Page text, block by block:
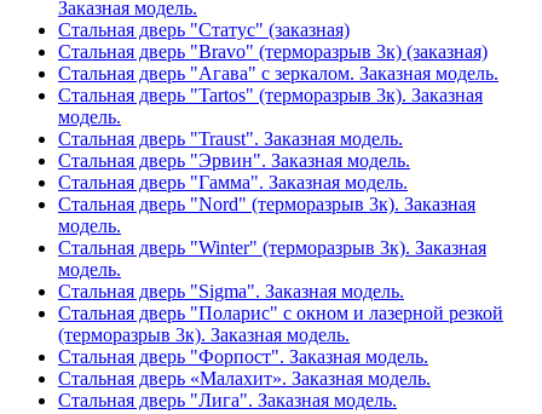
Заказная модель.
Стальная дверь "Статус" (заказная)
Стальная дверь "Bravo" (терморазрыв 3к) (заказная)
Стальная дверь "Агава" с зеркалом. Заказная модель.
Стальная дверь "Tartos" (терморазрыв 3к). Заказная
модель.
Стальная дверь "Traust". Заказная модель.
Стальная дверь "Эрвин". Заказная модель.
Стальная дверь "Гамма". Заказная модель.
Стальная дверь "Nord" (терморазрыв 3к). Заказная
модель.
Стальная дверь "Winter" (терморазрыв 3к). Заказная
модель.
Стальная дверь "Sigma". Заказная модель.
Стальная дверь "Поларис" с окном и лазерной резкой
(терморазрыв 3к). Заказная модель.
Стальная дверь "Форпост". Заказная модель.
Стальная дверь «Малахит». Заказная модель.
Стальная дверь "Лига". Заказная модель.